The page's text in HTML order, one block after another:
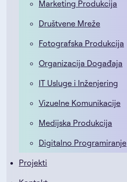
Marketing Produkcija
Društvene Mreže
Fotografska Produkcija
Organizacija Događaja
IT Usluge i Inženjering
Vizuelne Komunikacije
Medijska Produkcija
Digitalno Programiranje
Projekti